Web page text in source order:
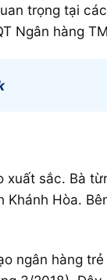
trọng tại
Ngân hàng
sắc. Bà
Hòa.
ngân hàng